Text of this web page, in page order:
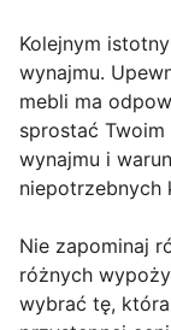
Kolejnym
wynajmu.
mebli ma
sprostać
wynajmu i
niepotrzebnych
Nie zapominaj
różnych
wybrać tę,